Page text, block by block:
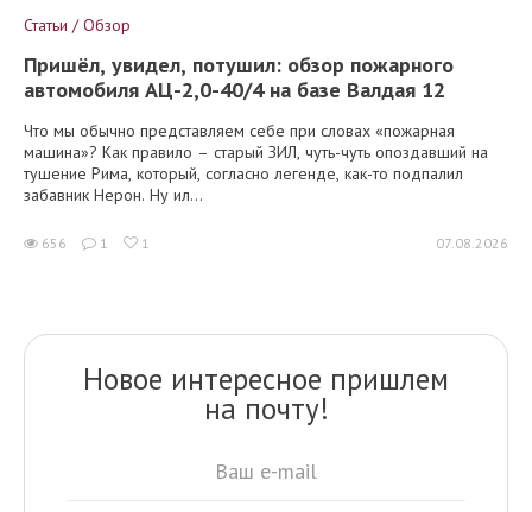
Статьи / Обзор
Пришёл, увидел, потушил: обзор пожарного
автомобиля АЦ-2,0-40/4 на базе Валдая 12
Что мы обычно представляем себе при словах «пожарная
машина»? Как правило – старый ЗИЛ, чуть-чуть опоздавший на
тушение Рима, который, согласно легенде, как-то подпалил
забавник Нерон. Ну ил...
656 1 1 07.08.2026
Новое интересное пришлем
на почту!